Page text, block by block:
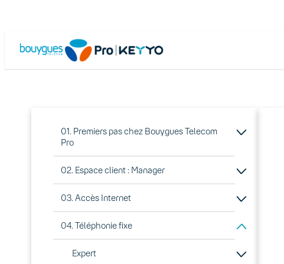
01. Premiers pas chez Bouygues Telecom
Pro
02. Espace client : Manager
03. Accès Internet
04. Téléphonie fixe
Expert